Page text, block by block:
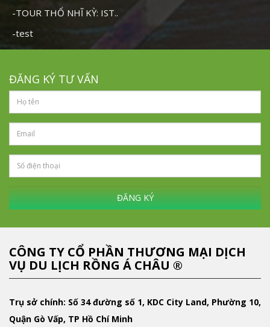
-TOUR THỔ NHĨ KỲ: IST..
-test
ĐĂNG KÝ TƯ VẤN
ĐĂNG KÝ
CÔNG TY CỔ PHẦN THƯƠNG MẠI DỊCH
VỤ DU LỊCH RỒNG Á CHÂU ®
Trụ sở chính: Số 34 đường số 1, KDC City Land, Phường 10,
Quận Gò Vấp, TP Hồ Chí Minh